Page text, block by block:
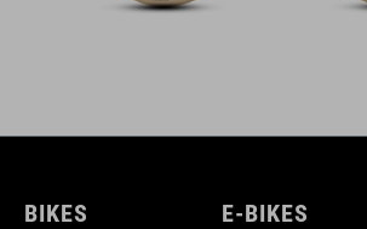
BIKES E-BIKES